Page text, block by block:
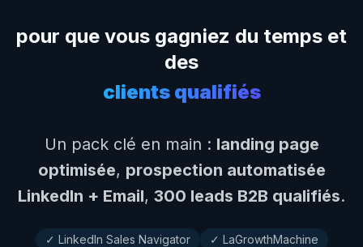
pour que vous gagniez du temps et
des
clients qualifiés
Un pack clé en main : landing page
optimisée, prospection automatisée
LinkedIn + Email, 300 leads B2B qualifiés.
✓ LinkedIn Sales Navigator
✓ LaGrowthMachine